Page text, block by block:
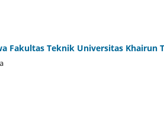
Fakultas Teknik Universitas Khairun